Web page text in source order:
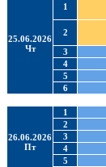
25.06.2026
Чт
1
2
3
4
5
6
26.06.2026
Пт
1
2
3
4
5